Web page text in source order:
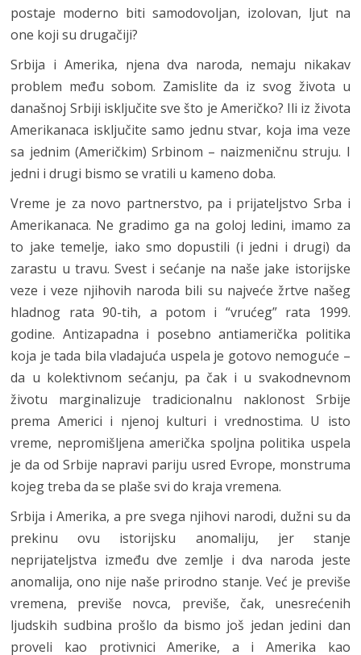
postaje moderno biti samodovoljan, izolovan, ljut na
one koji su drugačiji?
Srbija i Amerika, njena dva naroda, nemaju nikakav
problem među sobom. Zamislite da iz svog života u
današnoj Srbiji isključite sve što je Američko? Ili iz života
Amerikanaca isključite samo jednu stvar, koja ima veze
sa jednim (Američkim) Srbinom – naizmeničnu struju. I
jedni i drugi bismo se vratili u kameno doba.
Vreme je za novo partnerstvo, pa i prijateljstvo Srba i
Amerikanaca. Ne gradimo ga na goloj ledini, imamo za
to jake temelje, iako smo dopustili (i jedni i drugi) da
zarastu u travu. Svest i sećanje na naše jake istorijske
veze i veze njihovih naroda bili su najveće žrtve našeg
hladnog rata 90-tih, a potom i “vrućeg” rata 1999.
godine. Antizapadna i posebno antiamerička politika
koja je tada bila vladajuća uspela je gotovo nemoguće –
da u kolektivnom sećanju, pa čak i u svakodnevnom
životu marginalizuje tradicionalnu naklonost Srbije
prema Americi i njenoj kulturi i vrednostima. U isto
vreme, nepromišljena američka spoljna politika uspela
je da od Srbije napravi pariju usred Evrope, monstruma
kojeg treba da se plaše svi do kraja vremena.
Srbija i Amerika, a pre svega njihovi narodi, dužni su da
prekinu ovu istorijsku anomaliju, jer stanje
neprijateljstva između dve zemlje i dva naroda jeste
anomalija, ono nije naše prirodno stanje. Već je previše
vremena, previše novca, previše, čak, unesrećenih
ljudskih sudbina prošlo da bismo još jedan jedini dan
proveli kao protivnici Amerike, a i Amerika kao